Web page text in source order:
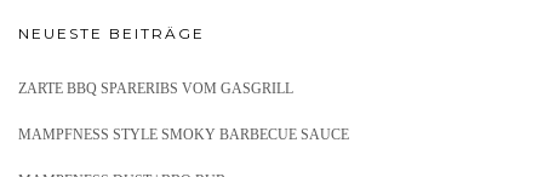
NEUESTE BEITRÄGE
ZARTE BBQ SPARERIBS VOM GASGRILL
MAMPFNESS STYLE SMOKY BARBECUE SAUCE